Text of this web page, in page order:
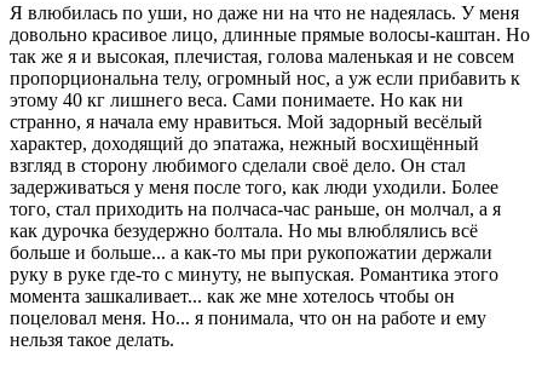
Я влюбилась по уши, но даже ни на что не надеялась. У меня
довольно красивое лицо, длинные прямые волосы-каштан. Но
так же я и высокая, плечистая, голова маленькая и не совсем
пропорциональна телу, огромный нос, а уж если прибавить к
этому 40 кг лишнего веса. Сами понимаете. Но как ни
странно, я начала ему нравиться. Мой задорный весёлый
характер, доходящий до эпатажа, нежный восхищённый
взгляд в сторону любимого сделали своё дело. Он стал
задерживаться у меня после того, как люди уходили. Более
того, стал приходить на полчаса-час раньше, он молчал, а я
как дурочка безудержно болтала. Но мы влюблялись всё
больше и больше... а как-то мы при рукопожатии держали
руку в руке где-то с минуту, не выпуская. Романтика этого
момента зашкаливает... как же мне хотелось чтобы он
поцеловал меня. Но... я понимала, что он на работе и ему
нельзя такое делать.